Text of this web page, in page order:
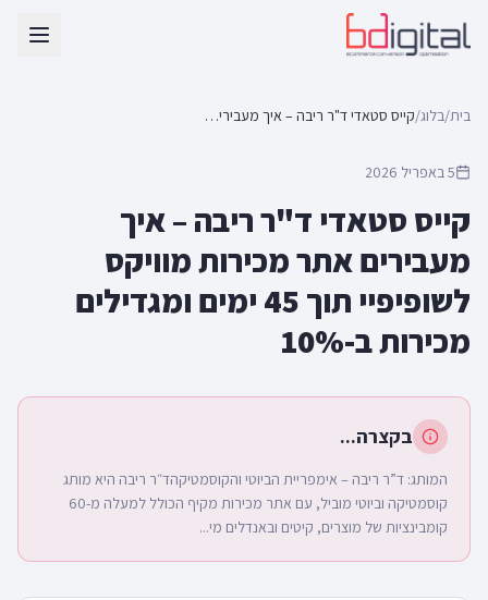
בית/בלוג/ קייס סטאדי ד"ר ריבה – איך מעבירים אתר מכירות מוויקס לשופיפיי תוך 45 ימים ומגדילים מכירות ב-10%
5 באפריל 2026
קייס סטאדי ד"ר ריבה – איך
מעבירים אתר מכירות מוויקס
לשופיפיי תוך 45 ימים ומגדילים
מכירות ב-10%
בקצרה...
המותג: ד”ר ריבה – אימפריית הביוטי והקוסמטיקהד״ר ריבה היא מותג
קוסמטיקה וביוטי מוביל, עם אתר מכירות מקיף הכולל למעלה מ-60
קומבינציות של מוצרים, קיטים ובאנדלים מי...